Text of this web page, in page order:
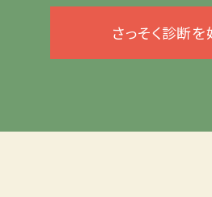
さっそく診断